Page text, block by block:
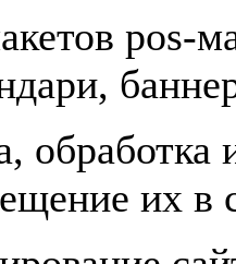
pos-
обработка
их в